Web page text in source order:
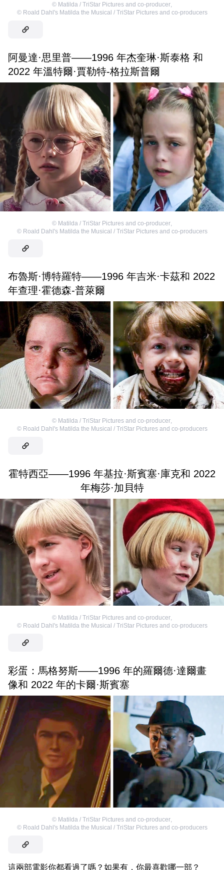
© Matilda / TriStar Pictures and co-producer,
© Roald Dahl's Matilda the Musical / TriStar Pictures and co-producers
阿曼達·思里普——1996 年杰奎琳·斯泰格 和
2022 年溫特爾·賈勒特-格拉斯普爾
© Matilda / TriStar Pictures and co-producer,
© Roald Dahl's Matilda the Musical / TriStar Pictures and co-producers
布魯斯·博特羅特——1996 年吉米·卡茲和 2022
年查理·霍德森-普萊爾
© Matilda / TriStar Pictures and co-producer
© Roald Dahl's Matilda the Musical / TriStar Pictures and co-producers
霍特西亞——1996 年基拉·斯賓塞·庫克和 2022
年梅莎·加貝特
© Matilda / TriStar Pictures and co-producer
© Roald Dahl's Matilda the Musical / TriStar Pictures and co-producers
彩蛋：馬格努斯——1996 年的羅爾德·達爾畫
像和 2022 年的卡爾·斯賓塞
© Matilda / TriStar Pictures and co-producer
© Roald Dahl's Matilda the Musical / TriStar Pictures and co-producers
這兩部電影你都看過了嗎？如果有，你最喜歡哪一部？